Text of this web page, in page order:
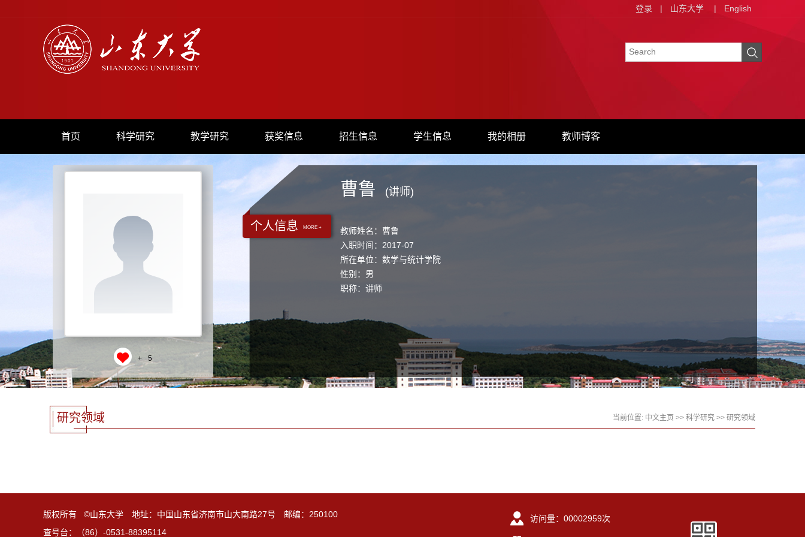
登录 | 山东大学 | English
首页 科学研究 教学研究 获奖信息 招生信息 学生信息 我的相册 教师博客
+ 5
个人信息 MORE +
曹鲁 (讲师)
教师姓名：曹鲁
入职时间：2017-07
所在单位：数学与统计学院
性别：男
职称：讲师
研究领域 当前位置: 中文主页 >> 科学研究 >> 研究领域
版权所有 ©山东大学 地址：中国山东省济南市山大南路27号 邮编：250100
查号台：（86）-0531-88395114
访问量： 00002959次